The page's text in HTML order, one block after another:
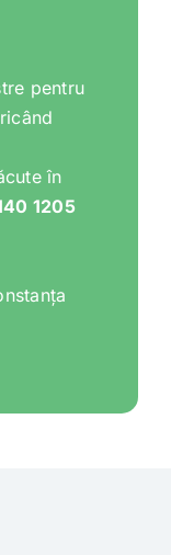
pentru
în
1205